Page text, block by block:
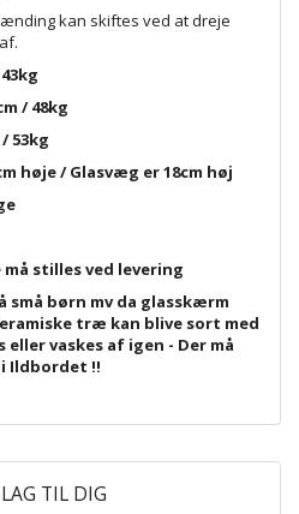
kan skiftes ved at dreje
/ 48kg
53kg
høje / Glasvæg er 18cm høj
må stilles ved levering
små børn mv da glasskærm
træ kan blive sort med
vaskes af igen - Der må
Ildbordet !!
TIL DIG